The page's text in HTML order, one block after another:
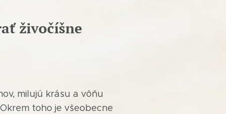
živočíšne
milujú krásu a vôňu
toho je všeobecne